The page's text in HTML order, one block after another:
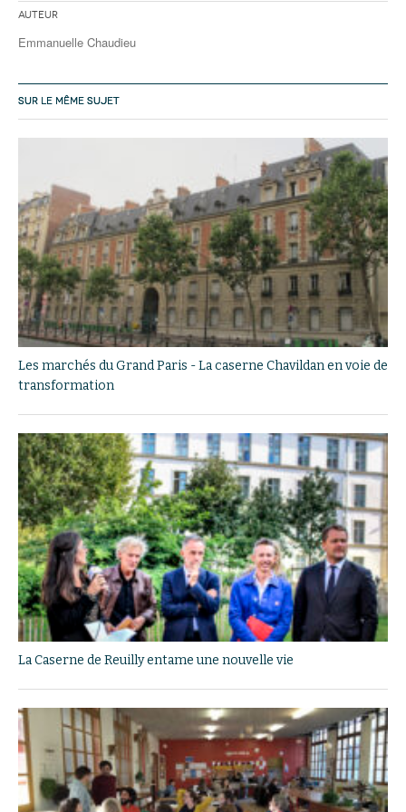
Auteur
Emmanuelle Chaudieu
SUR LE MÊME SUJET
Les marchés du Grand Paris - La caserne Chavildan en voie de
transformation
La Caserne de Reuilly entame une nouvelle vie